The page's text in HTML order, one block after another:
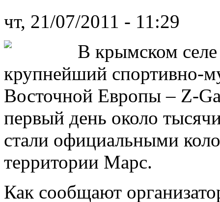
чт, 21/07/2011 - 11:29
В крымском селе
крупнейший спортивно-
Восточной Европы – Z-
первый день около
стали официальными
территории Марс.
Как сообщают